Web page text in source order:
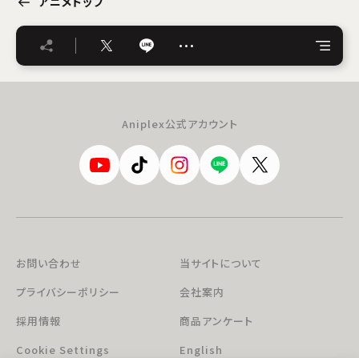
…
Aniplex公式アカウント
お問い合わせ
当サイトについて
プライバシーポリシー
会社案内
採用情報
商品アンケート
Cookie Settings
English